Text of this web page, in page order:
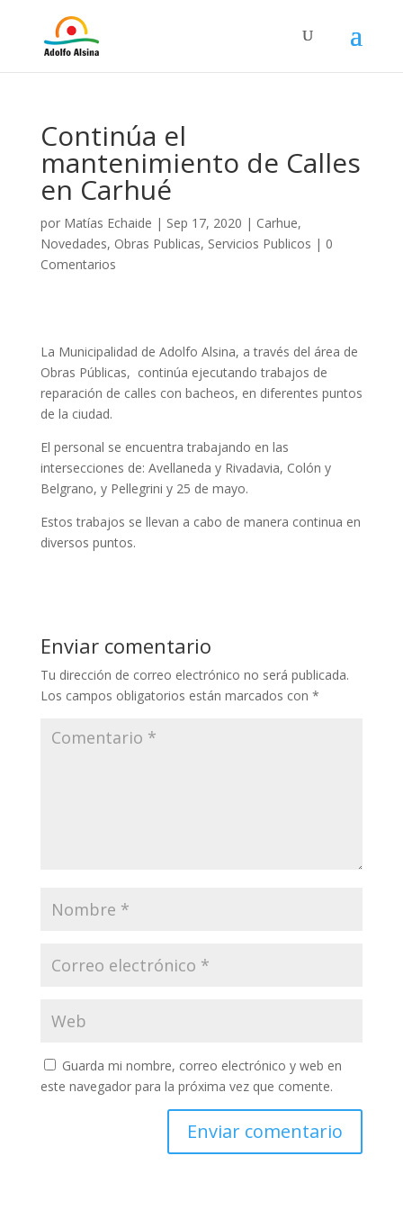
Continúa el
mantenimiento de Calles
en Carhué
por Matías Echaide | Sep 17, 2020 | Carhue,
Novedades, Obras Publicas, Servicios Publicos | 0
Comentarios
La Municipalidad de Adolfo Alsina, a través del área de
Obras Públicas, continúa ejecutando trabajos de
reparación de calles con bacheos, en diferentes puntos
de la ciudad.
El personal se encuentra trabajando en las
intersecciones de: Avellaneda y Rivadavia, Colón y
Belgrano, y Pellegrini y 25 de mayo.
Estos trabajos se llevan a cabo de manera continua en
diversos puntos.
Enviar comentario
Tu dirección de correo electrónico no será publicada.
Los campos obligatorios están marcados con *
Guarda mi nombre, correo electrónico y web en
este navegador para la próxima vez que comente.